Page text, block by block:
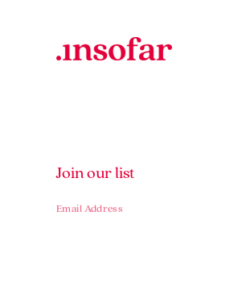
Join our list